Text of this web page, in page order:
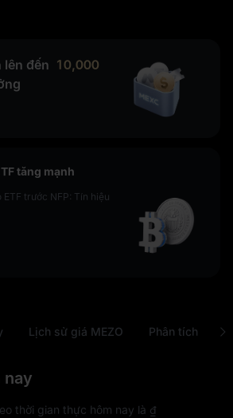
lên đến 10,000
tăng mạnh
trước NFP: Tín hiệu
Lịch sử giá MEZO Phân tích
nay
thời gian thực hôm nay là ₫